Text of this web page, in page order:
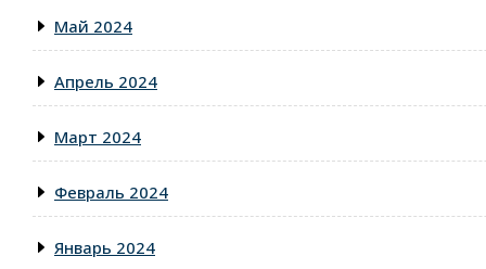
Май 2024
Апрель 2024
Март 2024
Февраль 2024
Январь 2024